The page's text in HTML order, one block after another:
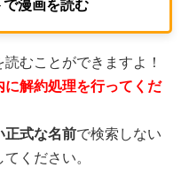
漫画を読む
むことができますよ！
解約処理を行ってくだ
正式な名前で検索しない
ください。